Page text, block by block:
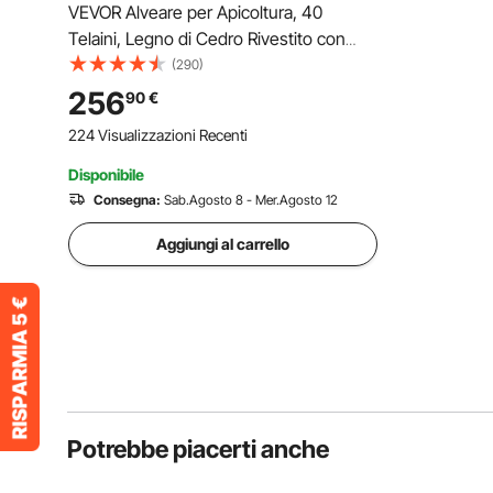
VEVOR Alveare per Apicoltura, 40
Telaini, Legno di Cedro Rivestito con
Cera d'Api, 2 Scatole Profonde 2 Medie,
Kit Arnia Langstroth, Finestre in Acrilico
Trasparente per Apicoltori
(290)
25690€
224 Visualizzazioni Recenti
Disponibile
Consegna: Sab.Agosto 8 - Mer.Agosto 12
Aggiungi al carrello
Potrebbe piacerti anche